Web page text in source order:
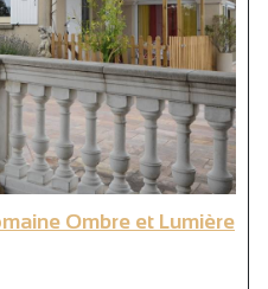
Ombre et Lumière